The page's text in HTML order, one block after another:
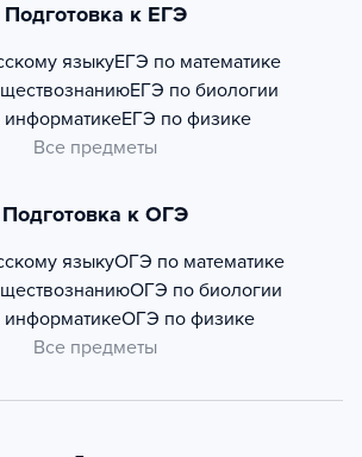
Подготовка к ЕГЭ
языкуЕГЭ по математике
ЕГЭ по биологии
ЕГЭ по физике
Все предметы
Подготовка к ОГЭ
языкуОГЭ по математике
ОГЭ по биологии
ОГЭ по физике
Все предметы